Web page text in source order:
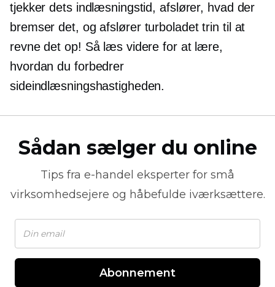
tjekker dets indlæsningstid, afslører, hvad der
bremser det, og afslører turboladettrin til at
revne det op! Så læs videre for at lære,
hvordan du forbedrer
sideindlæsningshastigheden.
Sådan sælger du online
Tips fra e-handel eksperter for små
virksomhedsejere og håbefulde iværksættere.
Abonnement